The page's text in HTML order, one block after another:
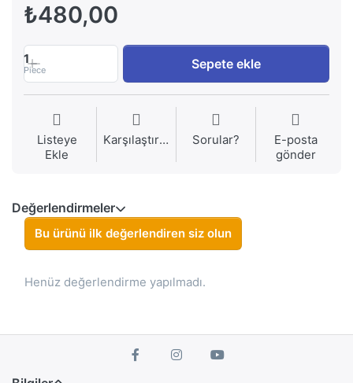
₺480,00
1
Piece Sepete ekle
Listeye
Ekle
Karşılaştırma Sorular?
E-posta
gönder
Değerlendirmeler
Bu ürünü ilk değerlendiren siz olun
Henüz değerlendirme yapılmadı.